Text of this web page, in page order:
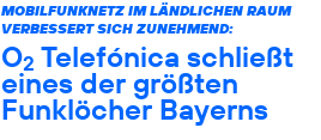
MOBILFUNKNETZ IM LÄNDLICHEN RAUM
VERBESSERT SICH ZUNEHMEND:
O2 Telefónica schließt
eines der größten
Funklöcher Bayerns